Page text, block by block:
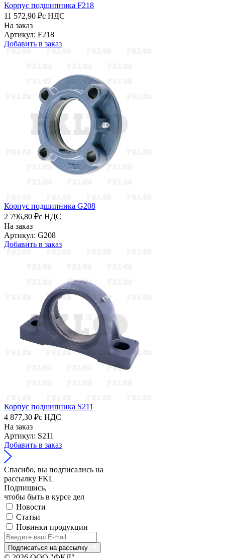
Корпус подшипника F218
11 572,90 ₽с НДС
На заказ
Артикул: F218
Добавить в заказ
Корпус подшипника G208
2 796,80 ₽с НДС
На заказ
Артикул: G208
Добавить в заказ
Корпус подшипника S211
4 877,30 ₽с НДС
На заказ
Артикул: S211
Добавить в заказ
Спасибо, вы подписались на
рассылку FKL
Подпишись,
чтобы быть в курсе дел
Новости
Статьи
Новинки продукции
Подписаться на рассылку